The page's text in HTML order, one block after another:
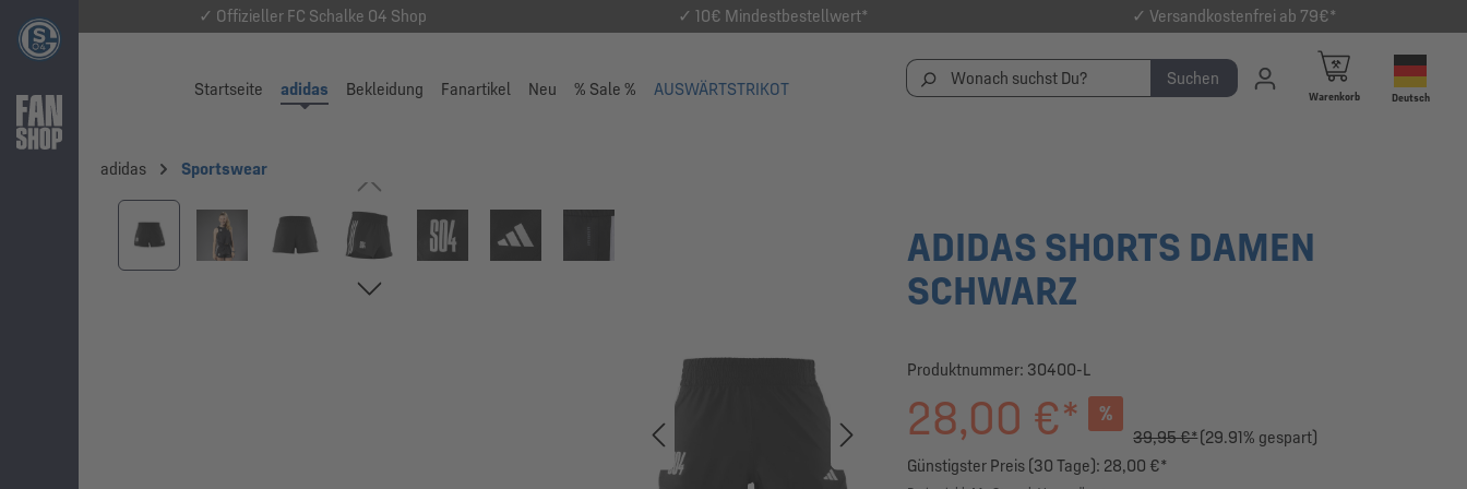
✓ Offizieller FC Schalke 04 Shop ✓ 10€ Mindestbestellwert* ✓ Versandkostenfrei ab 79€*
Startseite adidas Bekleidung Fanartikel Neu % Sale % AUSWÄRTSTRIKOT
Suchen
Warenkorb Deutsch
adidas Sportswear
Bildergalerie überspringen
ADIDAS SHORTS DAMEN
SCHWARZ
Produktnummer: 30400-L
28,00 €* %
39,95 €*(29.91% gespart)
Günstigster Preis (30 Tage): 28,00 €*